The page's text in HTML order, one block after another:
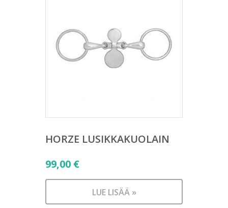
HORZE LUSIKKAKUOLAIN
99,00 €
LUE LISÄÄ »